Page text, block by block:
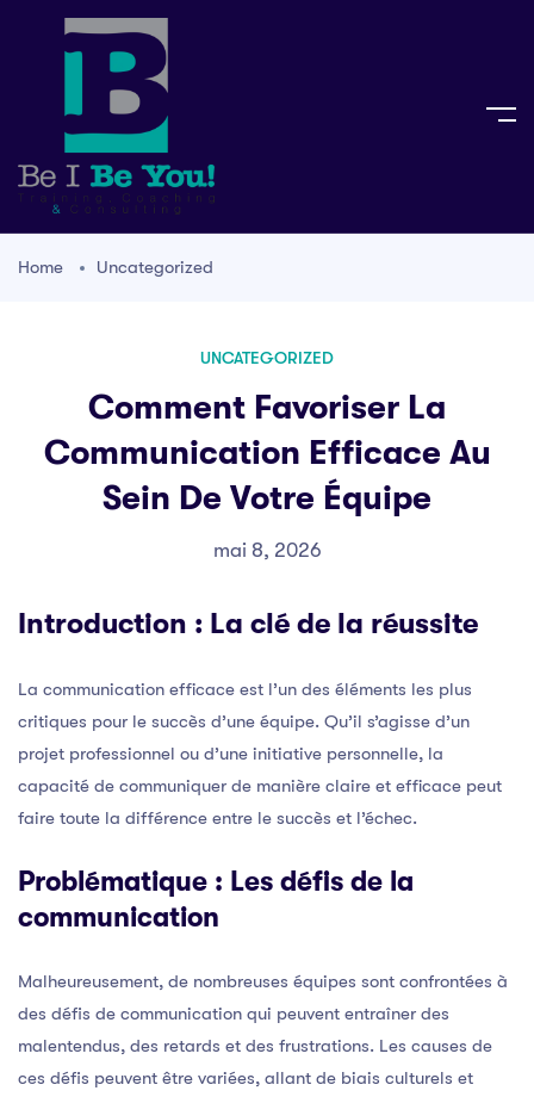
Home Uncategorized
UNCATEGORIZED
Comment Favoriser La
Communication Efficace Au
Sein De Votre Équipe
mai 8, 2026
Introduction : La clé de la réussite
La communication efficace est l’un des éléments les plus
critiques pour le succès d’une équipe. Qu’il s’agisse d’un
projet professionnel ou d’une initiative personnelle, la
capacité de communiquer de manière claire et efficace peut
faire toute la différence entre le succès et l’échec.
Problématique : Les défis de la
communication
Malheureusement, de nombreuses équipes sont confrontées à
des défis de communication qui peuvent entraîner des
malentendus, des retards et des frustrations. Les causes de
ces défis peuvent être variées, allant de biais culturels et